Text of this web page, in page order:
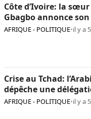
Côte d’Ivoire: la
Gbagbo annonce
«cœur léger»
AFRIQUE - POLITIQUE•il y a
Crise au Tchad:
dépêche une
AFRIQUE - POLITIQUE•il y a